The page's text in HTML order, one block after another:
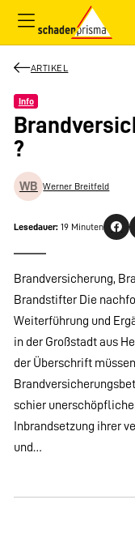
ARTIKEL
Info
?
WB Werner Breitfeld
Lesedauer: 19 Minuten
Brandversicherung,
Brandstifter Die
Weiterführung und
in der Großstadt aus
der Überschrift
schier
Inbrandsetzung ihrer
und…